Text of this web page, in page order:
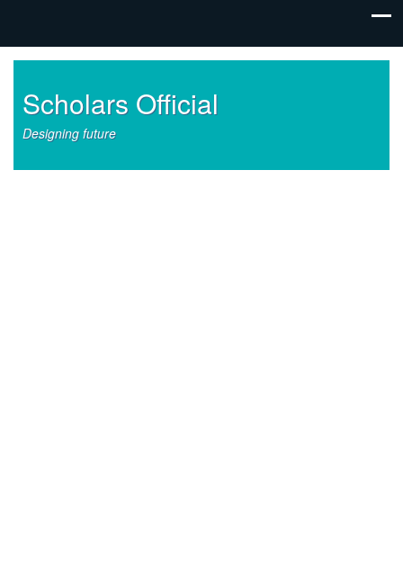
Scholars Official
Designing future